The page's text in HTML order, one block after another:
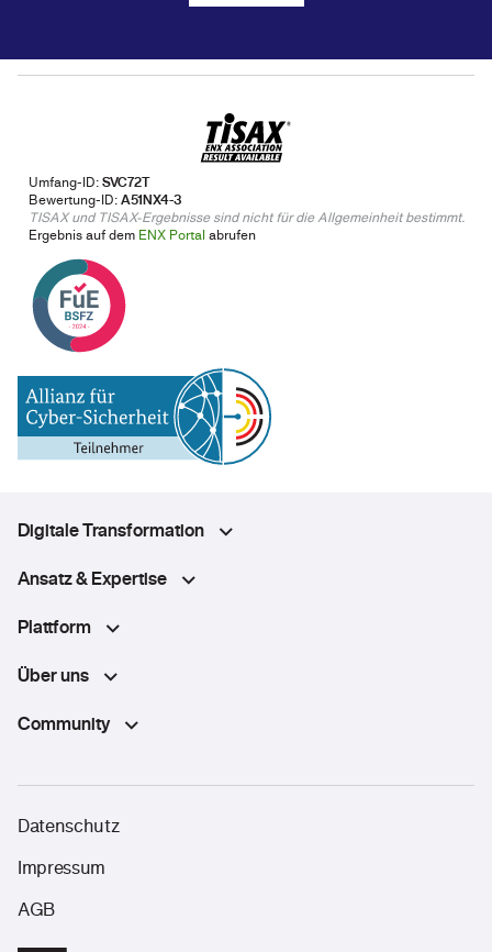
Umfang-ID:SVC72T
Bewertung-ID:A51NX4-3
TISAX und TISAX-Ergebnisse sind nicht für die Allgemeinheit bestimmt.
Ergebnis auf dem ENX Portal abrufen
Digitale Transformation
Ansatz & Expertise
Plattform
Über uns
Community
Datenschutz
Impressum
AGB